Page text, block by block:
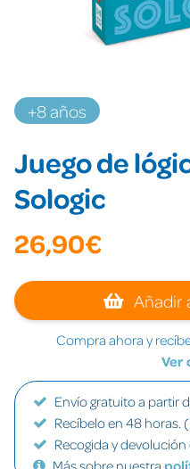
+8 años
Juego de
Sologic
26,90€
Añadir
Compra ahora y
Ver
Envío gratuito a partir
Recíbelo en 48 horas.
Recogida y devolución
Más sobre nuestra